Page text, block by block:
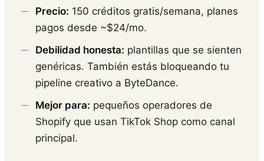
Precio: 150 créditos gratis/semana, planes
pagos desde ~$24/mo.
Debilidad honesta: plantillas que se sienten
genéricas. También estás bloqueando tu
pipeline creativo a ByteDance.
Mejor para: pequeños operadores de
Shopify que usan TikTok Shop como canal
principal.